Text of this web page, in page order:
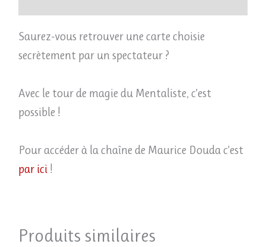
Saurez-vous retrouver une carte choisie
secrètement par un spectateur ?
Avec le tour de magie du Mentaliste, c’est
possible !
Pour accéder à la chaîne de Maurice Douda c’est
par ici!
Produits similaires